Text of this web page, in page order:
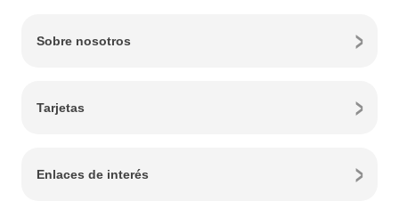
Sobre nosotros
Tarjetas
Enlaces de interés